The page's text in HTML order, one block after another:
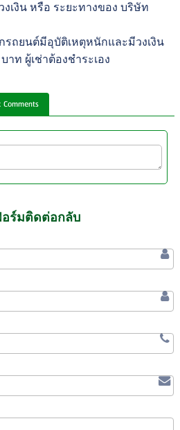
เงิน หรือ ระยะทางของ บริษัท
รถยนต์มีอุบัติเหตุหนักและมีวงเงิน
าท ผู้เช่าต้องชำระเอง
Comments
ร์มติดต่อกลับ